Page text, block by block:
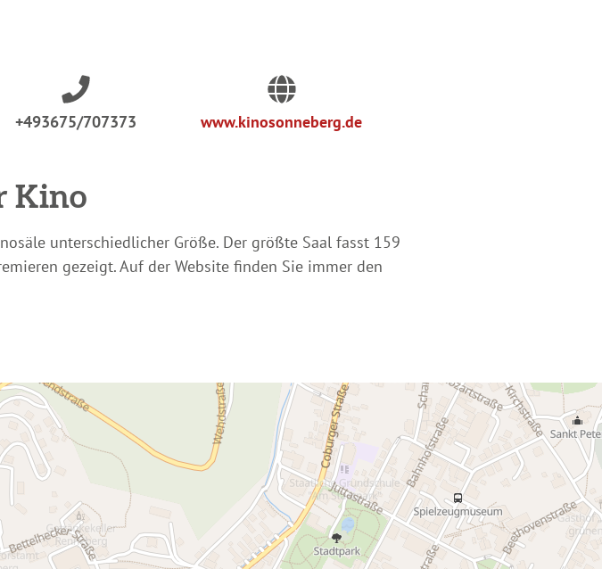
+493675/707373 www.kinosonneberg.de
Kino
unterschiedlicher Größe. Der größte Saal fasst 159
gezeigt. Auf der Website finden Sie immer den